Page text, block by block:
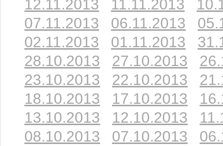
12.11.2013
11.11.2013
07.11.2013
06.11.2013
02.11.2013
01.11.2013
28.10.2013
27.10.2013
23.10.2013
22.10.2013
18.10.2013
17.10.2013
13.10.2013
12.10.2013
08.10.2013
07.10.2013